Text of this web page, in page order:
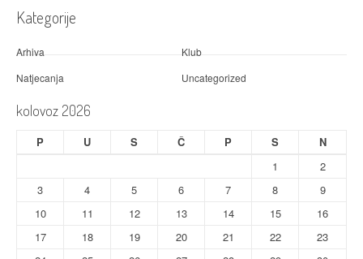
Kategorije
Arhiva
Klub
Natjecanja
Uncategorized
kolovoz 2026
P U S Č P S
N
1
2
3
4 5 6 7 8
9
10
11 12 13 14 15
16
17
18 19 20 21 22
23